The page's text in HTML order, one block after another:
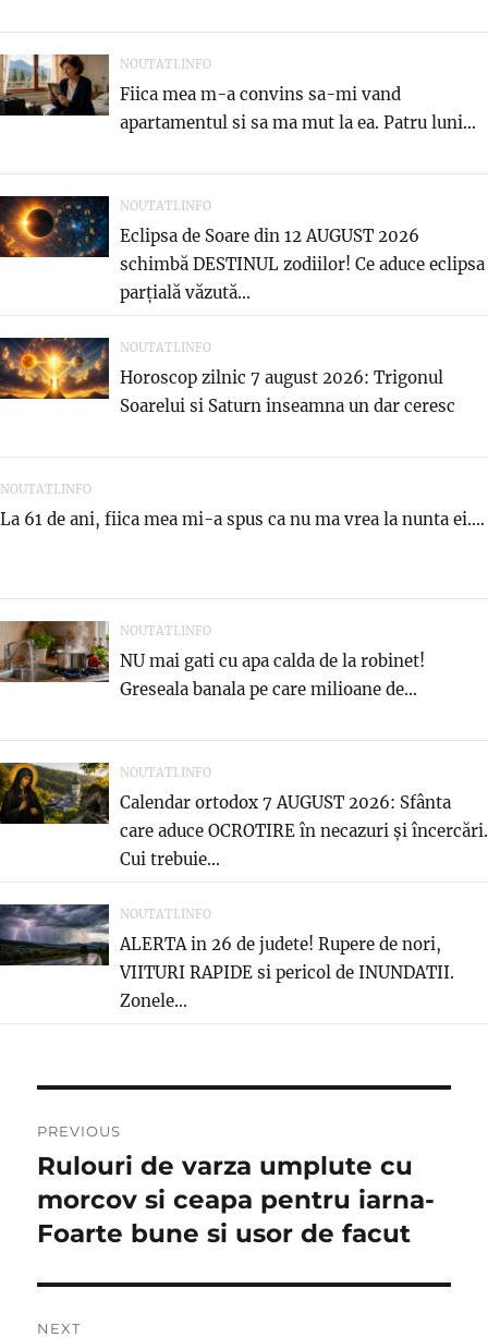
NOUTATI.INFO
Fiica mea m-a convins sa-mi vand
apartamentul si sa ma mut la ea. Patru luni...
NOUTATI.INFO
Eclipsa de Soare din 12 AUGUST 2026
schimbă DESTINUL zodiilor! Ce aduce eclipsa
parțială văzută...
NOUTATI.INFO
Horoscop zilnic 7 august 2026: Trigonul
Soarelui si Saturn inseamna un dar ceresc
NOUTATI.INFO
La 61 de ani, fiica mea mi-a spus ca nu ma vrea la nunta ei....
NOUTATI.INFO
NU mai gati cu apa calda de la robinet!
Greseala banala pe care milioane de...
NOUTATI.INFO
Calendar ortodox 7 AUGUST 2026: Sfânta
care aduce OCROTIRE în necazuri și încercări.
Cui trebuie...
NOUTATI.INFO
ALERTA in 26 de judete! Rupere de nori,
VIITURI RAPIDE si pericol de INUNDATII.
Zonele...
navigation
PREVIOUS
Previous
post:
Rulouri de varza umplute cu
morcov si ceapa pentru iarna-
Foarte bune si usor de facut
NEXT